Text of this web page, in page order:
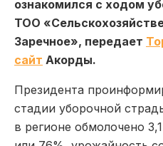
ознакомился с ходом
ТОО
Заречное», передает
сайт Акорды.
Президента
стадии уборочной
в регионе обмолочено